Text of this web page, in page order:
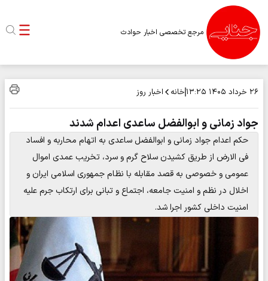
مرجع تخصصی اخبار حوادث
۲۶ خرداد ۱۴۰۵ ۱۳:۲۵ خانه اخبار روز
جواد زمانی و ابوالفضل ساعدی اعدام شدند
حکم اعدام جواد زمانی و ابوالفضل ساعدی به اتهام محاربه و افساد
فی الارض از طریق کشیدن سلاح گرم و سرد، تخریب عمدی اموال
عمومی و خصوصی به قصد مقابله با نظام جمهوری اسلامی ایران و
اخلال در نظم و امنیت جامعه، اجتماع و تبانی برای ارتکاب جرم علیه
امنیت داخلی کشور اجرا شد.